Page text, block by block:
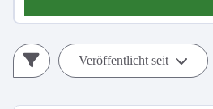
Veröffentlicht seit